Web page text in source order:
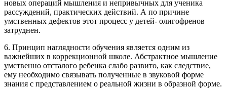
новых операций мышления и непривычных для ученика
рассуждений, практических действий. А по причине
умственных дефектов этот процесс у детей- олигофренов
затруднен.
6. Принцип наглядности обучения является одним из
важнейших в коррекционной школе. Абстрактное мышление
умственно отсталого ребенка слабо развито, как следствие,
ему необходимо связывать полученные в звуковой форме
знания с представлением о реальной жизни в образной форме.